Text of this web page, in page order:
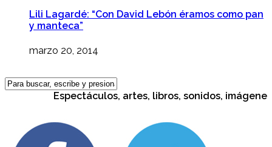
Lili Lagardé: “Con David Lebón éramos como pan
y manteca”
marzo 20, 2014
Espectáculos, artes, libros, sonidos,